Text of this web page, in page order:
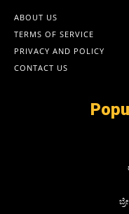
ABOUT US
TERMS OF SERVICE
PRIVACY AND POLICY
CONTACT US